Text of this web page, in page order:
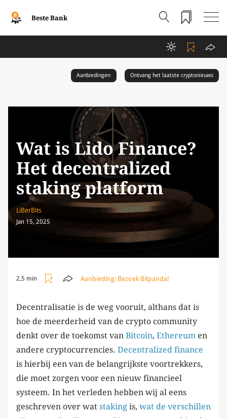
Beste Bank
Aanbiedingen Ontvang het laatste cryptonieuws
Wat is Lido Finance?
Het decentralized
staking platform
LiBerBits
Jan 15, 2025
2,5 min Aanbieding: Bezoek Bitpanda!
Decentralisatie is de weg vooruit, althans dat is
hoe de meerderheid van de crypto community
denkt over de toekomst van Bitcoin, Ethereum en
andere cryptocurrencies. Decentralized finance
is hierbij een van de belangrijkste voortrekkers,
die moet zorgen voor een nieuw financieel
systeem. In het verleden hebben wij al eens
geschreven over wat staking is, wat de verschillen